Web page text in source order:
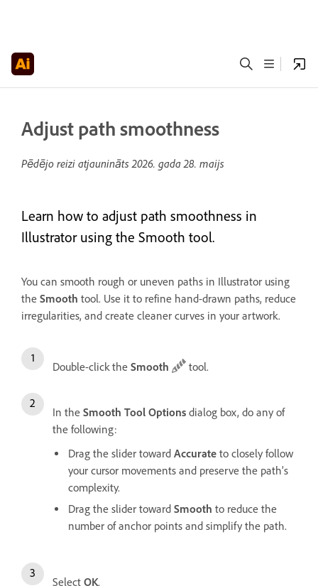
Adjust path smoothness
Pēdējo reizi atjaunināts2026. gada 28. maijs
Learn how to adjust path smoothness in
Illustrator using the Smooth tool.
You can smooth rough or uneven paths in Illustrator using
the Smooth tool. Use it to refine hand-drawn paths, reduce
irregularities, and create cleaner curves in your artwork.
Double-click the Smooth tool.
In the Smooth Tool Options dialog box, do any of
the following:
Drag the slider toward Accurate to closely follow
your cursor movements and preserve the path’s
complexity.
Drag the slider toward Smooth to reduce the
number of anchor points and simplify the path.
Select OK.